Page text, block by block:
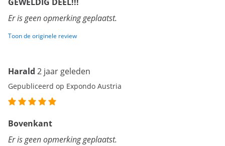
Er is geen opmerking geplaatst.
Toon de originele review
Harald 2 jaar geleden
Gepubliceerd op Expondo Austria
Bovenkant
Er is geen opmerking geplaatst.